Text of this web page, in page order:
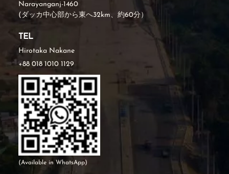
Narayanganj-1460
(ダッカ中心部から東へ32km、約60分）
TEL
Hirotaka Nakane
+88 018 1010 1129
(Available in WhatsApp)